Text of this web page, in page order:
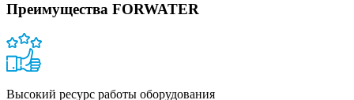
Преимущества FORWATER
Высокий ресурс работы оборудования